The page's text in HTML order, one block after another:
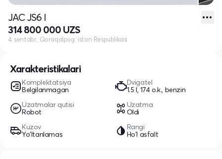
Xarakteristikalari
Komplektatsiya
Belgilanmagan
Dvigatel
1.5 l, 174 o.k., benzin
Uzatmalar qutisi
Robot
Uzatma
Oldi
Kuzov
Yo‘ltanlamas
Rangi
Ho'l asfalt
JAC JS6 I
314 800 000 UZS
4 sentabr, Qoraqalpog`iston Respublikasi